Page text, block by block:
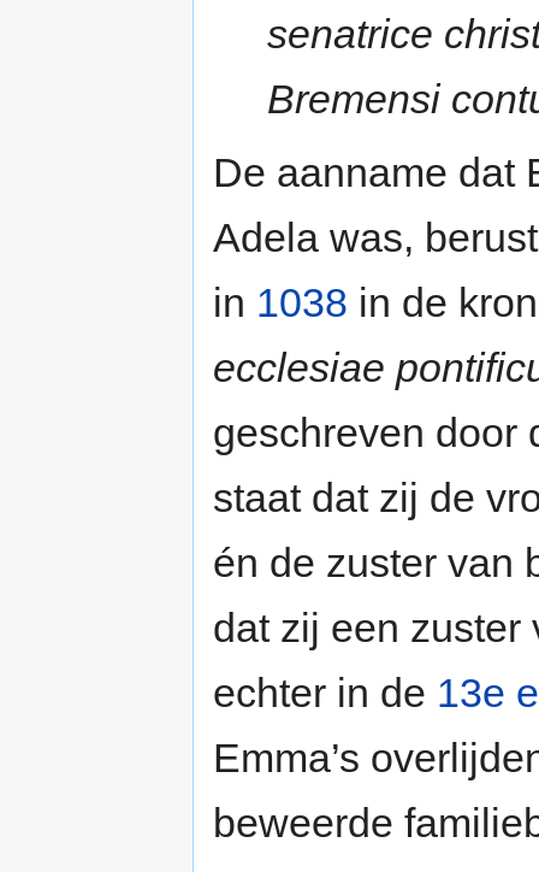
senatrice
Bremensi
De aanname dat
Adela was,
in 1038 in de
ecclesiae
geschreven door
staat dat zij de
én de zuster van
dat zij een zuster
echter in de 13e
Emma’s
beweerde